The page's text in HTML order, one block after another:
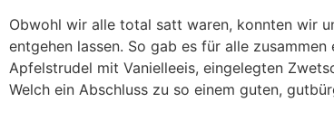
Obwohl wir alle total satt waren, konnten wir
entgehen lassen. So gab es für alle zusammen
Apfelstrudel mit Vanielleeis, eingelegten
Welch ein Abschluss zu so einem guten,